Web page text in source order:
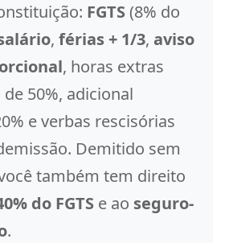
FGTS(8% do
, férias + 1/3, aviso
, horas extras
50%, adicional
e verbas rescisórias
Demitido sem
também tem direito
do FGTS e ao seguro-
.